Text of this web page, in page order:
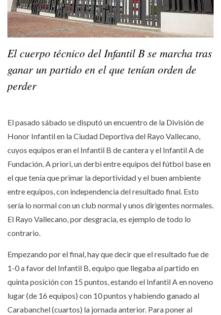
El cuerpo técnico del Infantil B se marcha tras
ganar un partido en el que tenían orden de
perder
El pasado sábado se disputó un encuentro de la División de
Honor Infantil en la Ciudad Deportiva del Rayo Vallecano,
cuyos equipos eran el Infantil B de cantera y el Infantil A de
Fundación. A priori, un derbi entre equipos del fútbol base en
el que tenía que primar la deportividad y el buen ambiente
entre equipos, con independencia del resultado final. Esto
sería lo normal con un club normal y unos dirigentes normales.
El Rayo Vallecano, por desgracia, es ejemplo de todo lo
contrario.
Empezando por el final, hay que decir que el resultado fue de
1-0 a favor del Infantil B, equipo que llegaba al partido en
quinta posición con 15 puntos, estando el Infantil A en noveno
lugar (de 16 equipos) con 10 puntos y habiendo ganado al
Carabanchel (cuartos) la jornada anterior. Para poner al